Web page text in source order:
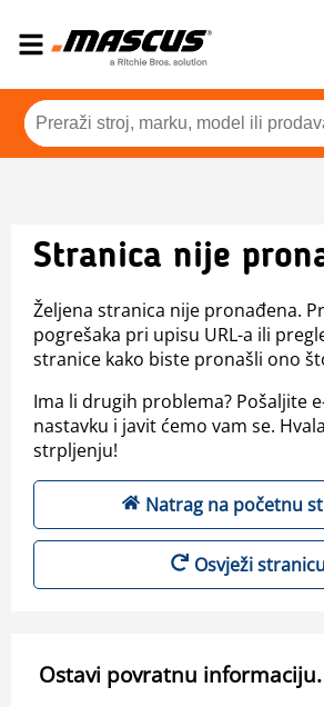
Stranica nije
Željena stranica nije pronađena.
pogrešaka pri upisu URL-a ili
stranice kako biste pronašli ono
Ima li drugih problema? Pošaljite
nastavku i javit ćemo vam se.
strpljenju!
Natrag na početnu
Osvježi
Ostavi povratnu informaciju.